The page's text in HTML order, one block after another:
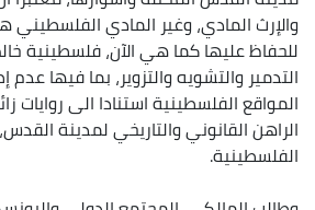
والإرث المادي، وغير المادي الفلسطيني
للحفاظ عليها كما هي الآن، فلسطينية
التدمير والتشويه والتزوير، بما فيها
المواقع الفلسطينية استنادا الى روايات
الراهن القانوني والتاريخي لمدينة
الفلسطينية.